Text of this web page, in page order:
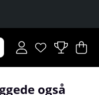
Ønskeliste
Antal på
.
.
også